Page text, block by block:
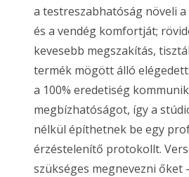
a testreszabhatóság növeli
és a vendég komfortját;
kevesebb megszakítás,
termék mögött álló
a 100% eredetiség
megbízhatóságot, így a
nélkül építhetnek be egy
érzéstelenítő protokollt.
szükséges megnevezni őket